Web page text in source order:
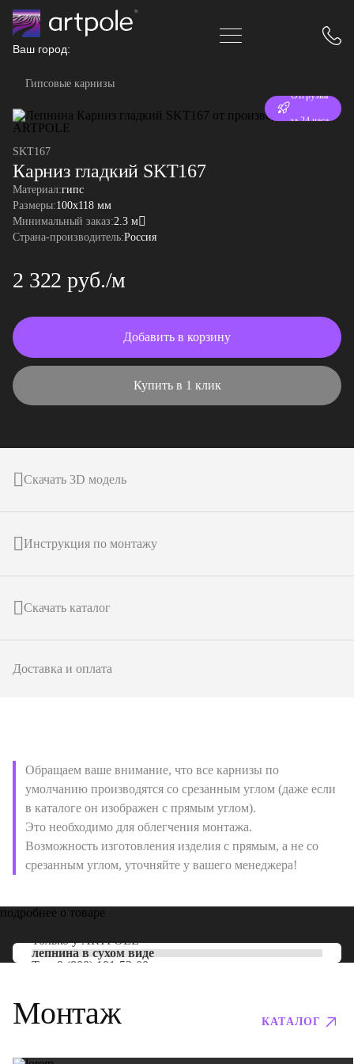
Ваш город:
Гипсовые карнизы
SKT167
Карниз гладкий SKT167
Материал:гипс
Размеры:100x118 мм
Минимальный заказ:2.3 м
Страна-производитель:Россия
2 322 руб./м
Добавить в корзину
Купить в 1 клик
Скачать 3D модель
Инструкция по монтажу
Скачать каталог
Доставка и оплата
Обращаем ваше внимание, что все карнизы по
умолчанию производятся со срезанным углом (даже если
в каталоге он изображен с прямым углом).
Это необходимо для облегчения монтажа.
Возможность изготовления изделия с прямым, а не со
срезанным углом, уточняйте у вашего менеджера!
подробнее о товаре
Только уARTPOLE
лепнина в сухом виде
Тел: 8 (800) 101-53-00
Монтаж КАТАЛОГ